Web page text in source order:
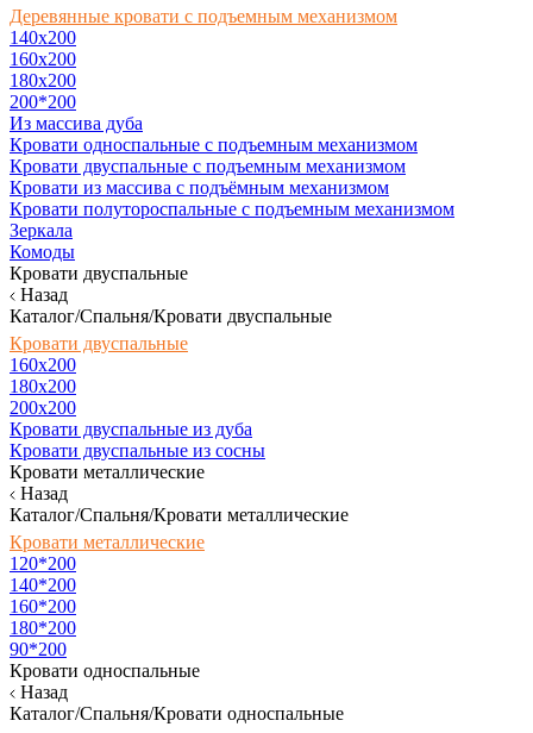
Деревянные кровати с подъемным механизмом
140x200
160х200
180х200
200*200
Из массива дуба
Кровати односпальные с подъемным механизмом
Кровати двуспальные с подъемным механизмом
Кровати из массива с подъёмным механизмом
Кровати полутороспальные с подъемным механизмом
Зеркала
Комоды
Кровати двуспальные
Назад
Каталог/Спальня/Кровати двуспальные
Кровати двуспальные
160х200
180x200
200x200
Кровати двуспальные из дуба
Кровати двуспальные из сосны
Кровати металлические
Назад
Каталог/Спальня/Кровати металлические
Кровати металлические
120*200
140*200
160*200
180*200
90*200
Кровати односпальные
Назад
Каталог/Спальня/Кровати односпальные